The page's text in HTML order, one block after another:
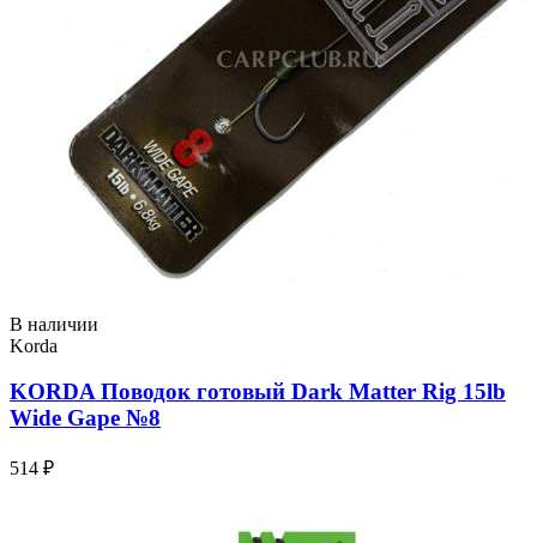
В наличии
Korda
KORDA Поводок готовый Dark Matter Rig 15lb
Wide Gape №8
514 ₽